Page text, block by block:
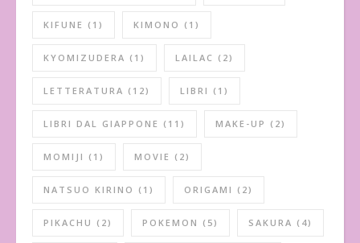
KIFUNE (1) KIMONO (1)
KYOMIZUDERA (1) LAILAC (2)
LETTERATURA (12) LIBRI (1)
LIBRI DAL GIAPPONE (11) MAKE-UP (2)
MOMIJI (1) MOVIE (2)
NATSUO KIRINO (1) ORIGAMI (2)
PIKACHU (2) POKEMON (5) SAKURA (4)